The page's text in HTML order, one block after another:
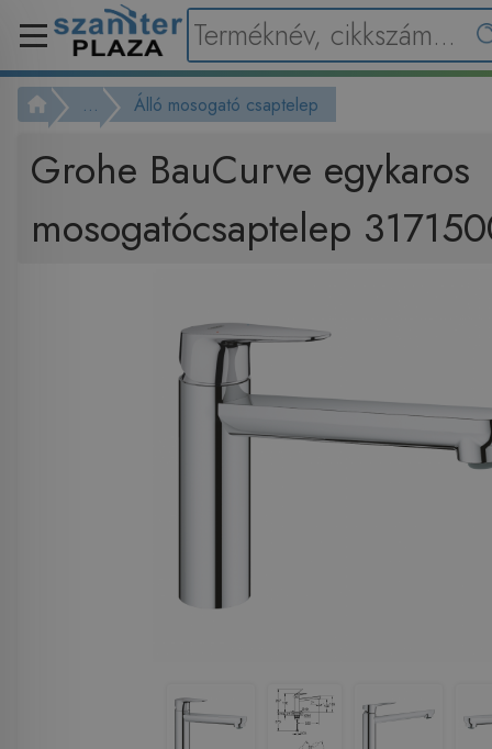
... Álló mosogató csaptelep
Grohe BauCurve egykaros
mosogatócsaptelep